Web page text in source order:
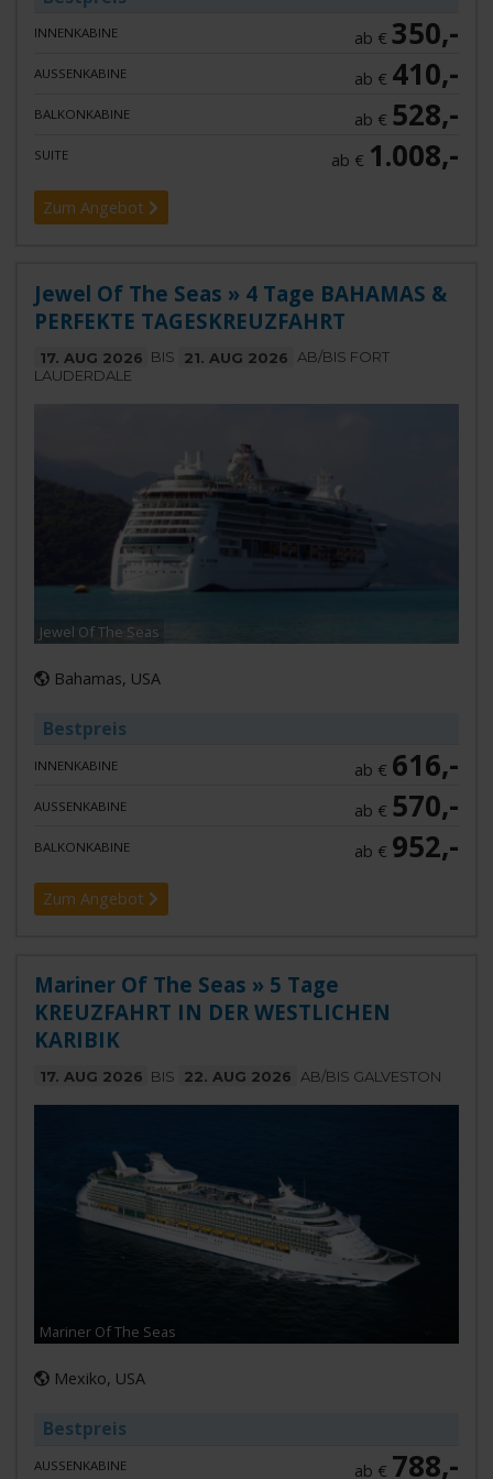
INNENKABINE ab €350,-
AUSSENKABINE ab € 410,-
BALKONKABINE ab € 528,-
SUITE ab € 1.008,-
Zum Angebot
Jewel Of The Seas » 4 Tage BAHAMAS &
PERFEKTE TAGESKREUZFAHRT
17. AUG 2026 BIS 21. AUG 2026 AB/BIS FORT
LAUDERDALE
Jewel Of The Seas
Bahamas, USA
Bestpreis
INNENKABINE ab € 616,-
AUSSENKABINE ab € 570,-
BALKONKABINE ab € 952,-
Zum Angebot
Mariner Of The Seas » 5 Tage
KREUZFAHRT IN DER WESTLICHEN
KARIBIK
17. AUG 2026 BIS 22. AUG 2026 AB/BIS GALVESTON
Mariner Of The Seas
Mexiko, USA
Bestpreis
AUSSENKABINE ab € 788,-